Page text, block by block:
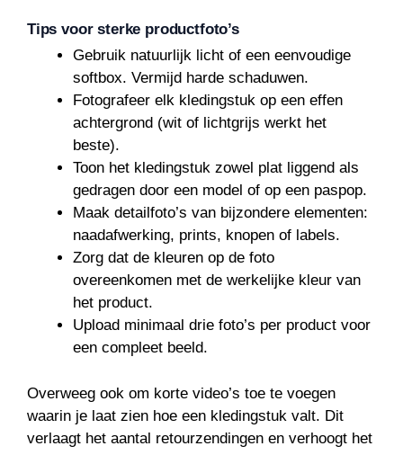
Tips voor sterke productfoto’s
Gebruik natuurlijk licht of een eenvoudige
softbox. Vermijd harde schaduwen.
Fotografeer elk kledingstuk op een effen
achtergrond (wit of lichtgrijs werkt het
beste).
Toon het kledingstuk zowel plat liggend als
gedragen door een model of op een paspop.
Maak detailfoto’s van bijzondere elementen:
naadafwerking, prints, knopen of labels.
Zorg dat de kleuren op de foto
overeenkomen met de werkelijke kleur van
het product.
Upload minimaal drie foto’s per product voor
een compleet beeld.
Overweeg ook om korte video’s toe te voegen
waarin je laat zien hoe een kledingstuk valt. Dit
verlaagt het aantal retourzendingen en verhoogt het